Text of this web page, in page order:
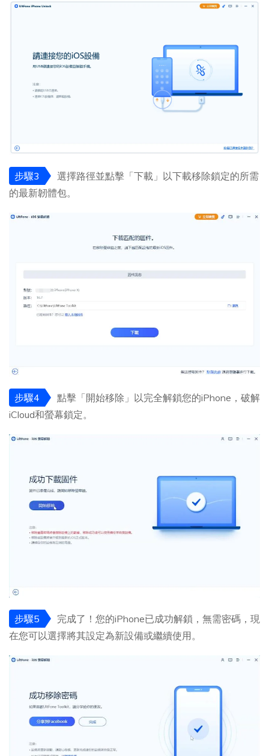
步驟3
選擇路徑並點擊「下載」以下載移除鎖定的所需
的最新韌體包。
步驟4
點擊「開始移除」以完全解鎖您的iPhone，破解
iCloud和螢幕鎖定。
步驟5
完成了！您的iPhone已成功解鎖，無需密碼，現
在您可以選擇將其設定為新設備或繼續使用。